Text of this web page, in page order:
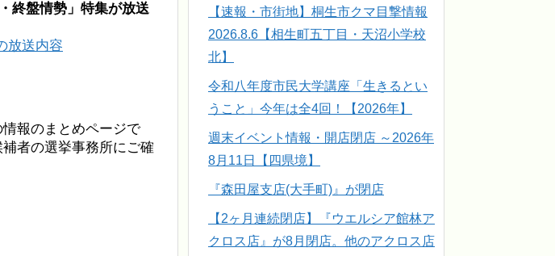
終盤情勢」特集が放送
放送内容
報のまとめページで
者の選挙事務所にご確
【速報・市街地】桐生市クマ目撃情報
2026.8.6【相生町五丁目・天沼小学校
北】
令和八年度市民大学講座「生きるとい
うこと」今年は全4回！【2026年】
週末イベント情報・開店閉店 ～2026年
8月11日【四県境】
『森田屋支店(大手町)』が閉店
【2ヶ月連続閉店】『ウエルシア館林ア
クロス店』が8月閉店。他のアクロス店